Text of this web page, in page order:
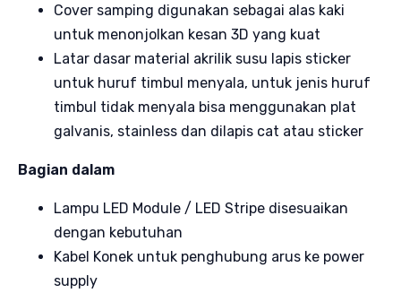
Cover samping digunakan sebagai alas kaki
untuk menonjolkan kesan 3D yang kuat
Latar dasar material akrilik susu lapis sticker
untuk huruf timbul menyala, untuk jenis huruf
timbul tidak menyala bisa menggunakan plat
galvanis, stainless dan dilapis cat atau sticker
Bagian dalam
Lampu LED Module / LED Stripe disesuaikan
dengan kebutuhan
Kabel Konek untuk penghubung arus ke power
supply